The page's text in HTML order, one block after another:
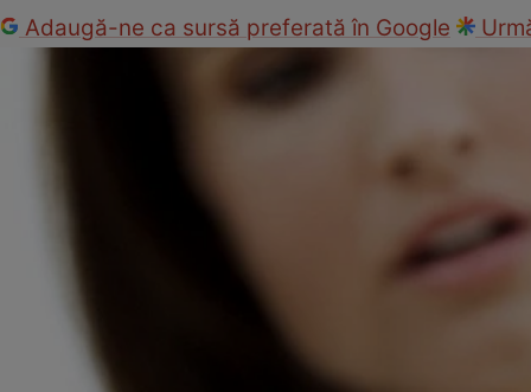
Adaugă-ne ca sursă preferată în Google